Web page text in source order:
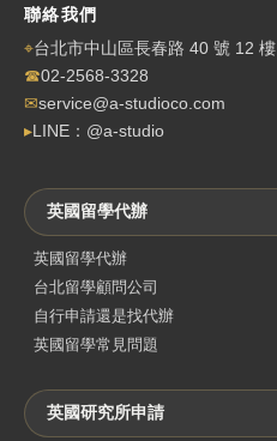
聯絡我們
⌖台北市中山區長春路 40 號 12 樓
☎02-2568-3328
✉service@a-studioco.com
▸LINE：@a-studio
英國留學代辦
英國留學代辦
台北留學顧問公司
自行申請還是找代辦
英國留學常見問題
英國研究所申請